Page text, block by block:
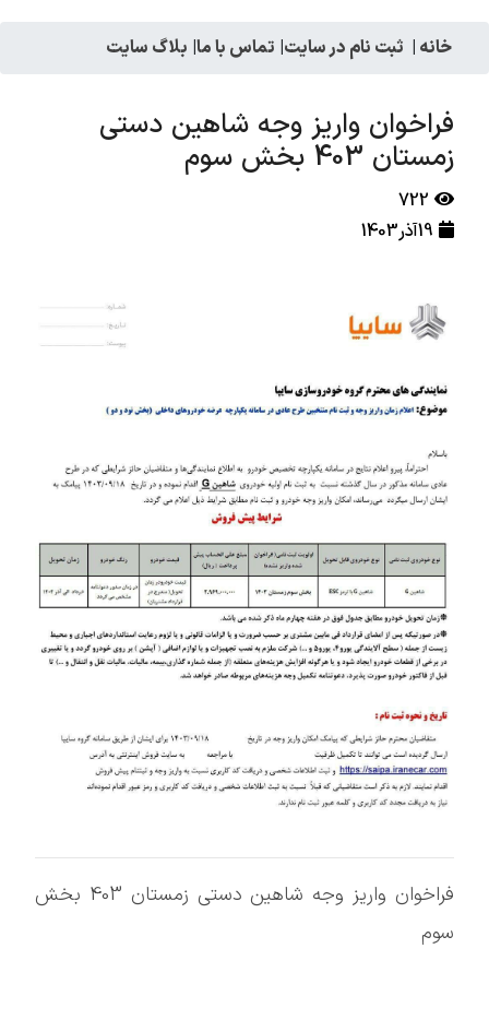
خانه | ثبت نام در سایت| تماس با ما| بلاگ سایت
فراخوان واریز وجه شاهین دستی
زمستان 403 بخش سوم
722
19آذر1403
فراخوان واریز وجه شاهین دستی زمستان 403 بخش
سوم